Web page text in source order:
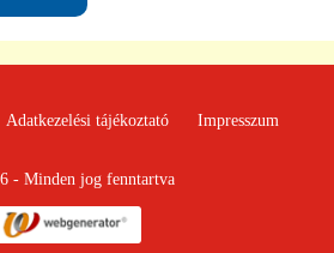
- Minden jog fenntartva
Adatkezelési tájékoztató Impresszum